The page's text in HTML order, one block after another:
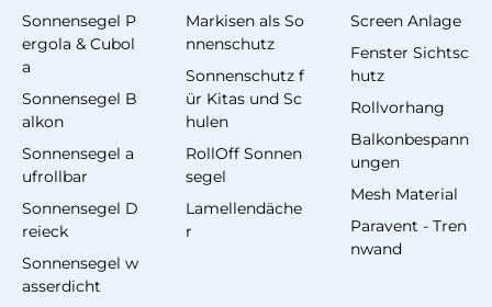
Sonnensegel P
ergola & Cubol
a
Sonnensegel B
alkon
Sonnensegel a
ufrollbar
Sonnensegel D
reieck
Sonnensegel w
asserdicht
Markisen als So
nnenschutz
Sonnenschutz f
ür Kitas und Sc
hulen
RollOff Sonnen
segel
Lamellendäche
r
Screen Anlage
Fenster Sichtsc
hutz
Rollvorhang
Balkonbespann
ungen
Mesh Material
Paravent - Tren
nwand